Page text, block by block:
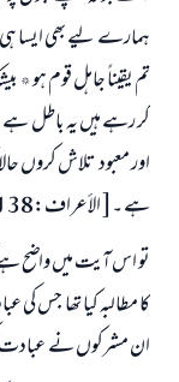
ہمارے لیے بھی ایسا ہی
تم یقیناً جاہل قوم ہو
کر رہے ہیں یہ باطل ہے
اور معبود تلاش کروں
ہے ۔[ الأعراف:138 - 141]
تو اس آیت میں واضح
کا مطالبہ کیا تھا جس
ان مشرکوں نے عبادت